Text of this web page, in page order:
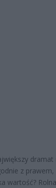
z
wartość?